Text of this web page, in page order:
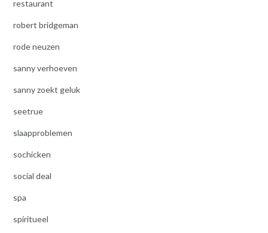
restaurant
robert bridgeman
rode neuzen
sanny verhoeven
sanny zoekt geluk
seetrue
slaapproblemen
sochicken
social deal
spa
spiritueel